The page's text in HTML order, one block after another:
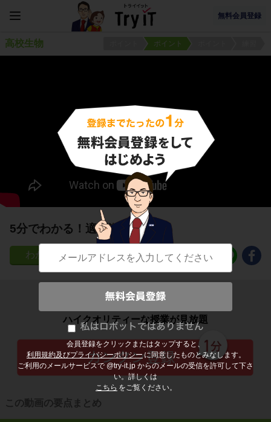
無料会員登録
会員登録をクリックまたはタップすると、
利用規約及びプライバシーポリシー に同意したものとみなします。
ご利用のメールサービスで @try-it.jp からのメールの受信を許可して下さ
い。詳しくは
こちら をご覧ください。
高校生物 ポイント
5分でわかる！適刺激
29
子どもの勉強から大人の学び直しまで
ハイクオリティーな授業が見放題
この動画の要点まとめ